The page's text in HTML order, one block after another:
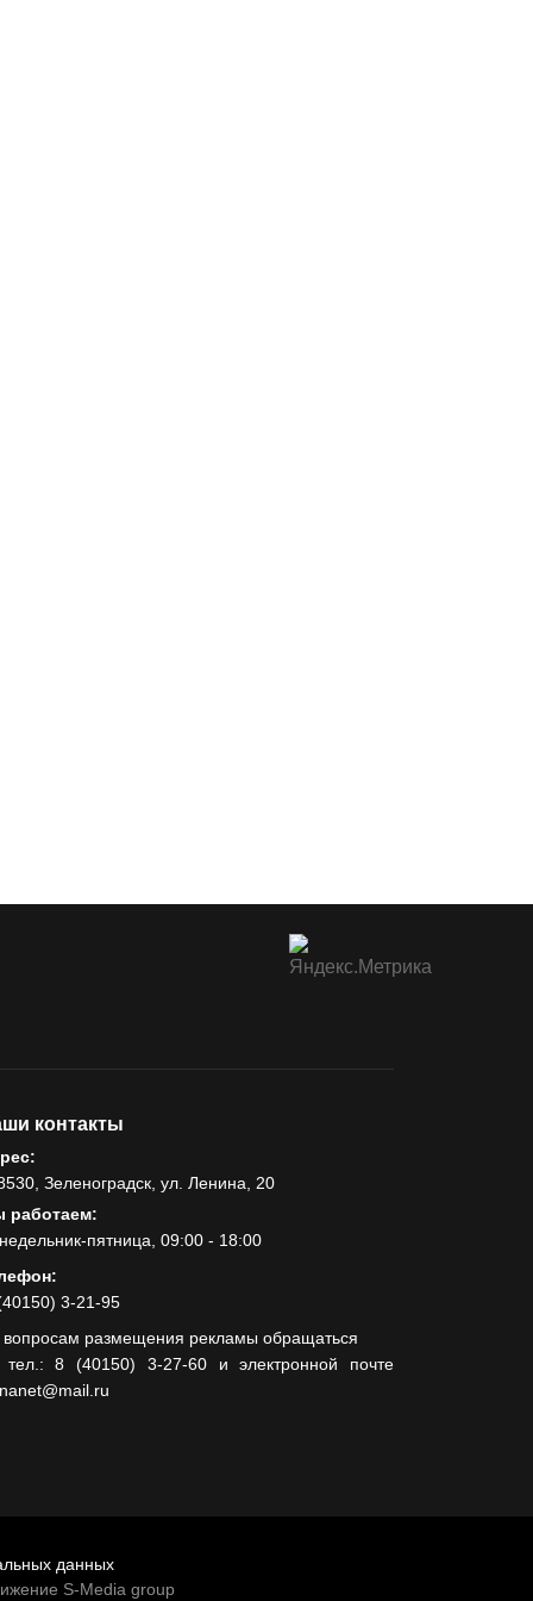
контакты
Зеленоградск, ул. Ленина, 20
работаем:
пятница, 09:00 - 18:00
3-21-95
размещения рекламы обращаться
тел.: 8 (40150) 3-27-60 и электронной почте
данных
S-Media group